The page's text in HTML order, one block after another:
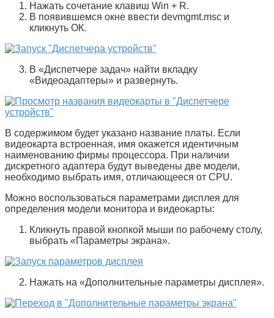
Нажать сочетание клавиш Win + R.
В появившемся окне ввести devmgmt.msc и
кликнуть ОК.
В «Диспетчере задач» найти вкладку
«Видеоадаптеры» и развернуть.
В содержимом будет указано название платы. Если
видеокарта встроенная, имя окажется идентичным
наименованию фирмы процессора. При наличии
дискретного адаптера будут выведены две модели,
необходимо выбрать имя, отличающееся от CPU.
Можно воспользоваться параметрами дисплея для
определения модели монитора и видеокарты:
Кликнуть правой кнопкой мыши по рабочему столу,
выбрать «Параметры экрана».
Нажать на «Дополнительные параметры дисплея».